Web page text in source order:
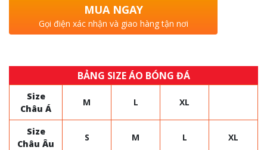
MUA NGAY
Gọi điện xác nhận và giao hàng tận nơi
BẢNG SIZE ÁO BÓNG ĐÁ
Size
Châu Á
M L XL
Size
Châu Âu
S M L XL